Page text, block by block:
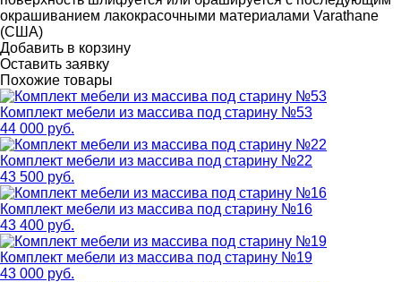
окрашиванием лакокрасочными материалами Varathane
(США)
Добавить в корзину
Оставить заявку
Похожие товары
Комплект мебели из массива под старину №53
44 000 руб.
Комплект мебели из массива под старину №22
43 500 руб.
Комплект мебели из массива под старину №16
43 400 руб.
Комплект мебели из массива под старину №19
43 000 руб.